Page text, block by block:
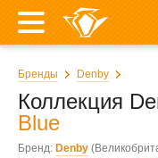
Бренды Denby
Коллекция
Blue
Бренд: Denby